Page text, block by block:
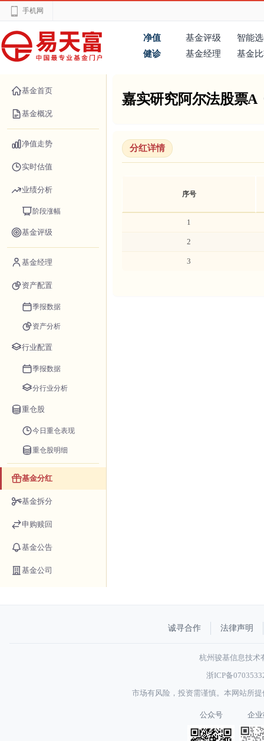
手机网
净值 基金评级
智能
健诊
基金经理 基金
基金首页
基金概况
净值走势
实时估值
业绩分析
阶段涨幅
基金评级
基金经理
资产配置
季报数据
资产分析
行业配置
季报数据
分行业分析
重仓股
今日重仓表现
重仓股明细
基金分红
基金拆分
申购赎回
基金公告
基金公司
嘉实研究阿尔法股票A
分红详情
序号
1
2
3
诚寻合作 法律声明
杭州骏基信息技术
浙ICP备
市场有风险，投资需谨慎。本网站所
公众号 企